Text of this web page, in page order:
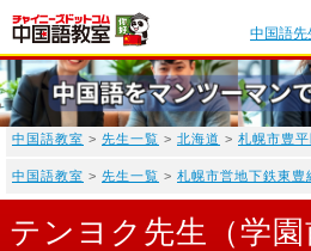
中国語先
中国語教室 > 先生一覧 > 北海道 > 札幌市豊平
中国語教室 > 先生一覧 > 札幌市営地下鉄東豊
テンヨク先生（学